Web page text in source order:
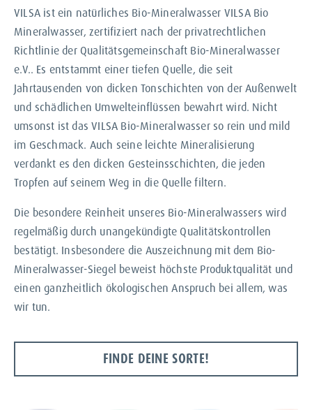
VILSA ist ein natürliches Bio-Mineralwasser VILSA Bio
Mineralwasser, zertifiziert nach der privatrechtlichen
Richtlinie der Qualitätsgemeinschaft Bio-Mineralwasser
e.V.. Es entstammt einer tiefen Quelle, die seit
Jahrtausenden von dicken Tonschichten von der Außenwelt
und schädlichen Umwelteinflüssen bewahrt wird. Nicht
umsonst ist das VILSA Bio-Mineralwasser so rein und mild
im Geschmack. Auch seine leichte Mineralisierung
verdankt es den dicken Gesteinsschichten, die jeden
Tropfen auf seinem Weg in die Quelle filtern.
Die besondere Reinheit unseres Bio-Mineralwassers wird
regelmäßig durch unangekündigte Qualitätskontrollen
bestätigt. Insbesondere die Auszeichnung mit dem Bio-
Mineralwasser-Siegel beweist höchste Produktqualität und
einen ganzheitlich ökologischen Anspruch bei allem, was
wir tun.
FINDE DEINE SORTE!